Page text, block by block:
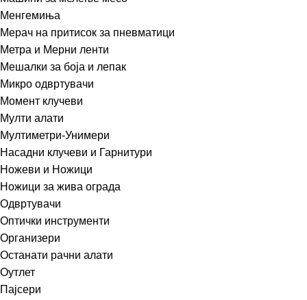
Менгемиња
Мерач на притисок за пневматици
Метра и Мерни ленти
Мешалки за боја и лепак
Микро одвртувачи
Момент клучеви
Мулти алати
Мултиметри-Унимери
Насадни клучеви и Гарнитури
Ножеви и Ножици
Ножици за жива ограда
Одвртувачи
Оптички инструменти
Организери
Останати рачни алати
Оутлет
Пајсери